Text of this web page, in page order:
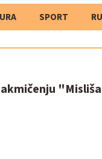
SPORT
"Misliša